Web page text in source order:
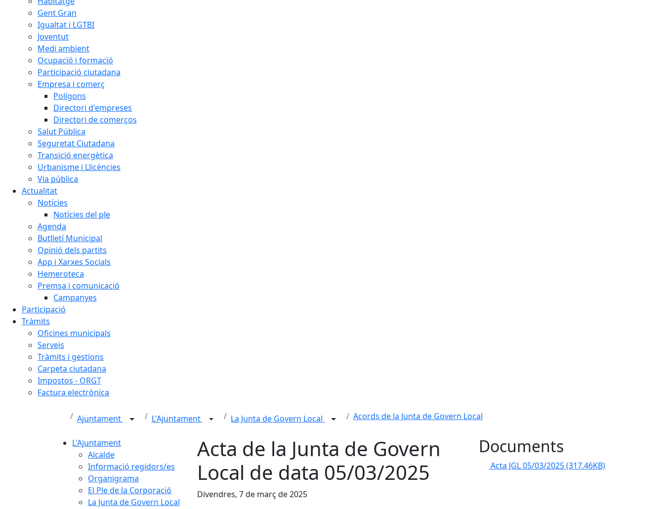
Gent Gran
Igualtat i LGTBI
Joventut
Medi ambient
Ocupació i formació
Participació ciutadana
Empresa i comerç
Polígons
Directori d'empreses
Directori de comerços
Salut Pública
Seguretat Ciutadana
Transició energètica
Urbanisme i Llicències
Via pública
Actualitat
Notícies
Notícies del ple
Agenda
Butlletí Municipal
Opinió dels partits
App i Xarxes Socials
Hemeroteca
Premsa i comunicació
Campanyes
Participació
Tràmits
Oficines municipals
Serveis
Tràmits i gestions
Carpeta ciutadana
Impostos - ORGT
Factura electrònica
Ajuntament L'Ajuntament La Junta de Govern Local Acords de la Junta de Govern Local
L'Ajuntament
Alcalde
Informació regidors/es
Organigrama
El Ple de la Corporació
La Junta de Govern Local
Acta de la Junta de Govern
Local de data 05/03/2025
Divendres, 7 de març de 2025
Documents
Acta JGL 05/03/2025(317.46KB)